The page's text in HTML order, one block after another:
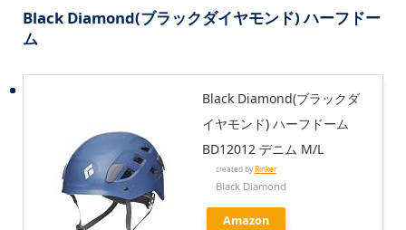
Black Diamond(ブラックダイヤモンド) ハーフドー
ム
Black Diamond(ブラックダ
イヤモンド) ハーフドーム
BD12012 デニム M/L
created byRinker
Black Diamond
Amazon